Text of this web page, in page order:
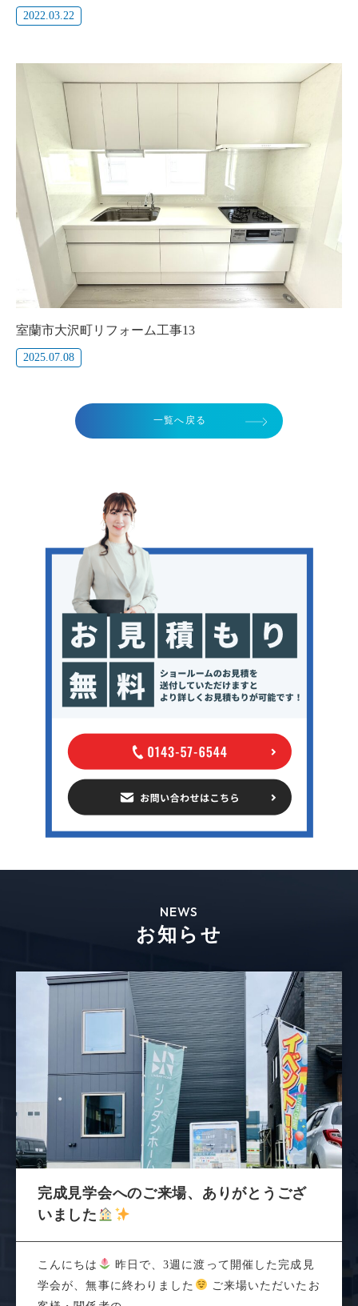
2022.03.22
室蘭市大沢町リフォーム工事13
2025.07.08
一覧へ戻る
NEWS
お知らせ
完成見学会へのご来場、ありがとうござ
いました
こんにちは
昨日で、3週に渡って開催した完成見
学会が、無事に終わりました
ご来場いただいたお